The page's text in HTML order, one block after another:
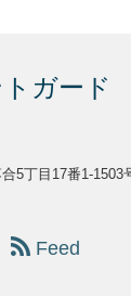
トガード
合5丁目17番1-
Feed